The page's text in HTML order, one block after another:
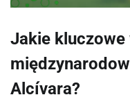
Jakie
Alcívara?